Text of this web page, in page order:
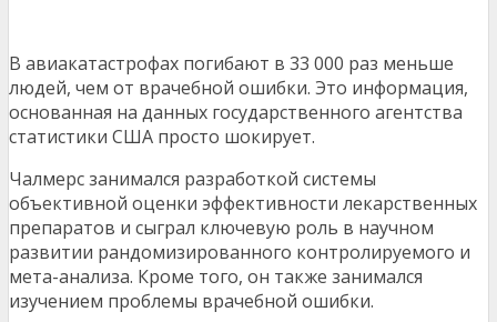
В авиакатастрофах погибают в 33 000 раз меньше
людей, чем от врачебной ошибки. Это информация,
основанная на данных государственного агентства
статистики США просто шокирует.
Чалмерс занимался разработкой системы
объективной оценки эффективности лекарственных
препаратов и сыграл ключевую роль в научном
развитии рандомизированного контролируемого и
мета-анализа. Кроме того, он также занимался
изучением проблемы врачебной ошибки.